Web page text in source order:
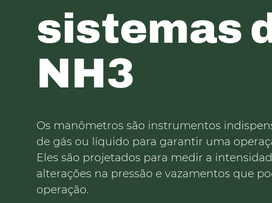
sistemas
NH3
Os manômetros são instrumentos
de gás ou líquido para garantir uma
Eles são projetados para medir a
alterações na pressão e vazamentos que
operação.